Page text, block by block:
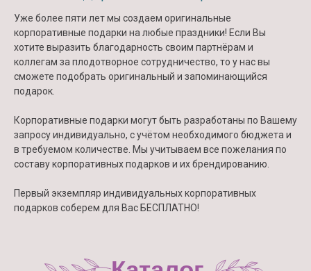
Уже более пяти лет мы создаем оригинальные
корпоративные подарки на любые праздники! Если Вы
хотите выразить благодарность своим партнёрам и
коллегам за плодотворное сотрудничество, то у нас вы
сможете подобрать оригинальный и запоминающийся
подарок.
Корпоративные подарки могут быть разработаны по Вашему
запросу индивидуально, с учётом необходимого бюджета и
в требуемом количестве. Мы учитываем все пожелания по
составу корпоративных подарков и их брендированию.
Первый экземпляр индивидуальных корпоративных
подарков соберем для Вас БЕСПЛАТНО!